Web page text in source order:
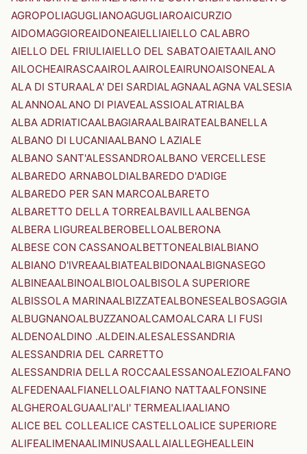
AGROPOLIAGUGLIANOAGUGLIAROAICURZIO
AIDOMAGGIOREAIDONEAIELLIAIELLO CALABRO
AIELLO DEL FRIULIAIELLO DEL SABATOAIETAAILANO
AILOCHEAIRASCAAIROLAAIROLEAIRUNOAISONEALA
ALA DI STURAALA' DEI SARDIALAGNAALAGNA VALSESIA
ALANNOALANO DI PIAVEALASSIOALATRIALBA
ALBA ADRIATICAALBAGIARAALBAIRATEALBANELLA
ALBANO DI LUCANIAALBANO LAZIALE
ALBANO SANT'ALESSANDROALBANO VERCELLESE
ALBAREDO ARNABOLDIALBAREDO D'ADIGE
ALBAREDO PER SAN MARCOALBARETO
ALBARETTO DELLA TORREALBAVILLAALBENGA
ALBERA LIGUREALBEROBELLOALBERONA
ALBESE CON CASSANOALBETTONEALBIALBIANO
ALBIANO D'IVREAALBIATEALBIDONAALBIGNASEGO
ALBINEAALBINOALBIOLOALBISOLA SUPERIORE
ALBISSOLA MARINAALBIZZATEALBONESEALBOSAGGIA
ALBUGNANOALBUZZANOALCAMOALCARA LI FUSI
ALDENOALDINO .ALDEIN.ALESALESSANDRIA
ALESSANDRIA DEL CARRETTO
ALESSANDRIA DELLA ROCCAALESSANOALEZIOALFANO
ALFEDENAALFIANELLOALFIANO NATTAALFONSINE
ALGHEROALGUAALI'ALI' TERMEALIAALIANO
ALICE BEL COLLEALICE CASTELLOALICE SUPERIORE
ALIFEALIMENAALIMINUSAALLAIALLEGHEALLEIN